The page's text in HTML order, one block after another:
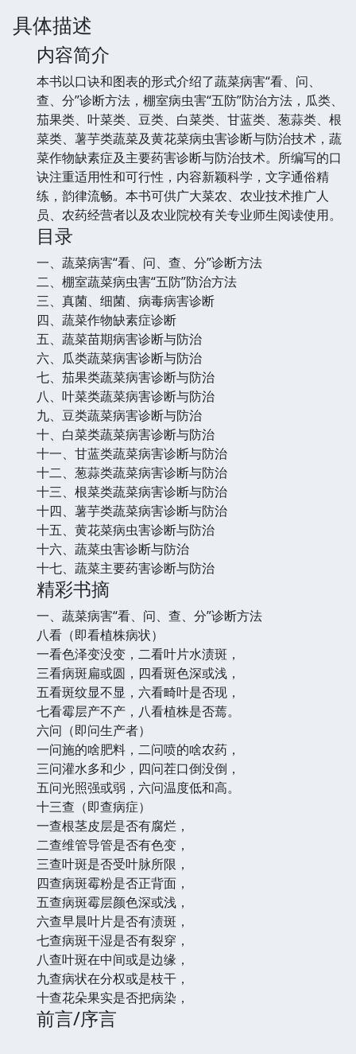
具体描述
内容简介
本书以口诀和图表的形式介绍了蔬菜病害“看、问、
查、分”诊断方法，棚室病虫害“五防”防治方法，瓜类、
茄果类、叶菜类、豆类、白菜类、甘蓝类、葱蒜类、根
菜类、薯芋类蔬菜及黄花菜病虫害诊断与防治技术，蔬
菜作物缺素症及主要药害诊断与防治技术。所编写的口
诀注重适用性和可行性，内容新颖科学，文字通俗精
练，韵律流畅。本书可供广大菜农、农业技术推广人
员、农药经营者以及农业院校有关专业师生阅读使用。
目录
一、蔬菜病害“看、问、查、分”诊断方法
二、棚室蔬菜病虫害“五防”防治方法
三、真菌、细菌、病毒病害诊断
四、蔬菜作物缺素症诊断
五、蔬菜苗期病害诊断与防治
六、瓜类蔬菜病害诊断与防治
七、茄果类蔬菜病害诊断与防治
八、叶菜类蔬菜病害诊断与防治
九、豆类蔬菜病害诊断与防治
十、白菜类蔬菜病害诊断与防治
十一、甘蓝类蔬菜病害诊断与防治
十二、葱蒜类蔬菜病害诊断与防治
十三、根菜类蔬菜病害诊断与防治
十四、薯芋类蔬菜病害诊断与防治
十五、黄花菜病虫害诊断与防治
十六、蔬菜虫害诊断与防治
十七、蔬菜主要药害诊断与防治
精彩书摘
一、蔬菜病害“看、问、查、分”诊断方法
八看（即看植株病状）
一看色泽变没变，二看叶片水渍斑，
三看病斑扁或圆，四看斑色深或浅，
五看斑纹显不显，六看畸叶是否现，
七看霉层产不产，八看植株是否蔫。
六问（即问生产者）
一问施的啥肥料，二问喷的啥农药，
三问灌水多和少，四问茬口倒没倒，
五问光照强或弱，六问温度低和高。
十三查（即查病症）
一查根茎皮层是否有腐烂，
二查维管导管是否有色变，
三查叶斑是否受叶脉所限，
四查病斑霉粉是否正背面，
五查病斑霉层颜色深或浅，
六查早晨叶片是否有渍斑，
七查病斑干湿是否有裂穿，
八查叶斑在中间或是边缘，
九查病状在分权或是枝干，
十查花朵果实是否把病染，
前言/序言